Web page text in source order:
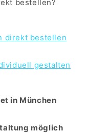
bestellen?
direkt bestellen
gestalten
in München
möglich